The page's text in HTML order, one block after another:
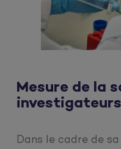
Mesure de la
investigateurs
Dans le cadre de